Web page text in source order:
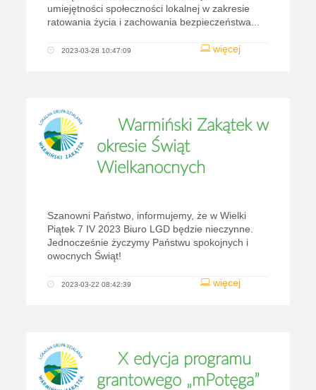
umiejętności społeczności lokalnej w zakresie
ratowania życia i zachowania bezpieczeństwa...
więcej
2023-03-28 10:47:09
Warmiński Zakątek w
okresie Świąt
Wielkanocnych
Szanowni Państwo, informujemy, że w Wielki
Piątek 7 IV 2023 Biuro LGD będzie nieczynne.
Jednocześnie życzymy Państwu spokojnych i
owocnych Świąt!
więcej
2023-03-22 08:42:39
X edycja programu
grantowego „mPotęga”